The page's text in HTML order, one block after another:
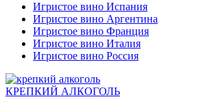
Игристое вино Испания
Игристое вино Аргентина
Игристое вино Франция
Игристое вино Италия
Игристое вино Россия
КРЕПКИЙ АЛКОГОЛЬ